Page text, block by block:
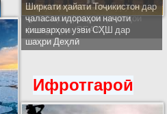
Ширкати ҳайати Тоҷикистон дар
ҷаласаи идораҳои наҷоти
кишварҳои узви СҲШ дар
шаҳри Деҳлӣ
Ифротгароӣ